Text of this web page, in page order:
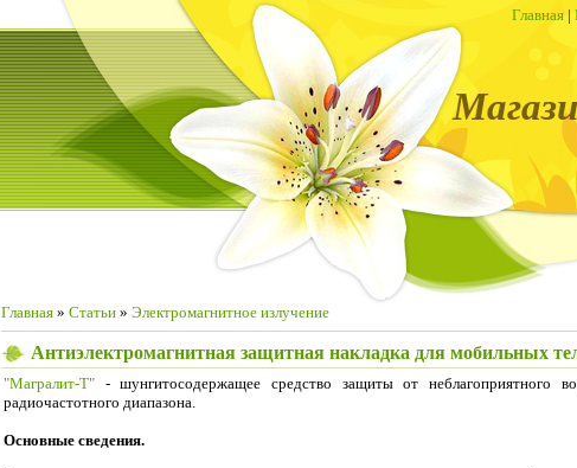
Главная |
Главная » Статьи » Электромагнитное излучение
Антиэлектромагнитная защитная накладка для мобильных
"Магралит-Т" - шунгитосодержащее средство защиты от неблагоприятного
радиочастотного диапазона.
Основные сведения.